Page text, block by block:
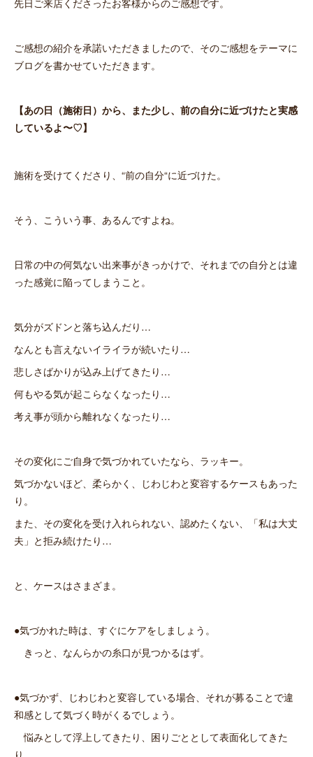
先日ご来店くださったお客様からのご感想です。
ご感想の紹介を承諾いただきましたので、そのご感想をテーマに
ブログを書かせていただきます。
【あの日（施術日）から、また少し、前の自分に近づけたと実感
しているよ〜♡】
施術を受けてくださり、“前の自分“に近づけた。
そう、こういう事、あるんですよね。
日常の中の何気ない出来事がきっかけで、それまでの自分とは違
った感覚に陥ってしまうこと。
気分がズドンと落ち込んだり…
なんとも言えないイライラが続いたり…
悲しさばかりが込み上げてきたり…
何もやる気が起こらなくなったり…
考え事が頭から離れなくなったり…
その変化にご自身で気づかれていたなら、ラッキー。
気づかないほど、柔らかく、じわじわと変容するケースもあった
り。
また、その変化を受け入れられない、認めたくない、「私は大丈
夫」と拒み続けたり…
と、ケースはさまざま。
●気づかれた時は、すぐにケアをしましょう。
きっと、なんらかの糸口が見つかるはず。
●気づかず、じわじわと変容している場合、それが募ることで違
和感として気づく時がくるでしょう。
悩みとして浮上してきたり、困りごととして表面化してきた